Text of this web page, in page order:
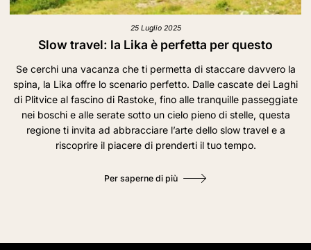
25 Luglio 2025
Slow travel: la Lika è perfetta per questo
Se cerchi una vacanza che ti permetta di staccare davvero la
spina, la Lika offre lo scenario perfetto. Dalle cascate dei Laghi
di Plitvice al fascino di Rastoke, fino alle tranquille passeggiate
nei boschi e alle serate sotto un cielo pieno di stelle, questa
regione ti invita ad abbracciare l’arte dello slow travel e a
riscoprire il piacere di prenderti il tuo tempo.
Per saperne di più